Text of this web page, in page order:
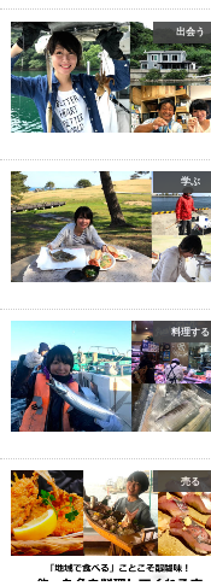
出会う
学ぶ
料理する
売る